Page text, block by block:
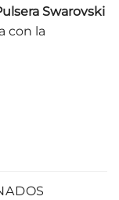
Swarovski
con la